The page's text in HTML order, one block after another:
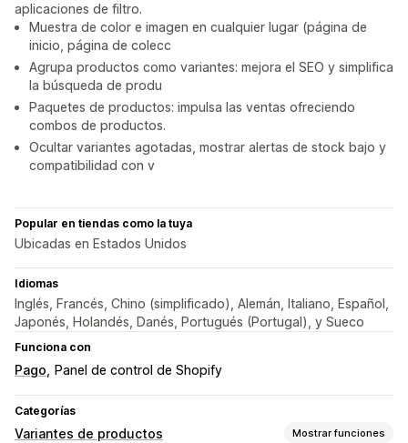
aplicaciones de filtro.
Muestra de color e imagen en cualquier lugar (página de
inicio, página de colecc
Agrupa productos como variantes: mejora el SEO y simplifica
la búsqueda de produ
Paquetes de productos: impulsa las ventas ofreciendo
combos de productos.
Ocultar variantes agotadas, mostrar alertas de stock bajo y
compatibilidad con v
Popular en tiendas como la tuya
Ubicadas en Estados Unidos
Idiomas
Inglés, Francés, Chino (simplificado), Alemán, Italiano, Español,
Japonés, Holandés, Danés, Portugués (Portugal), y Sueco
Funciona con
Pago Panel de control de Shopify
Categorías
Variantes de productos Mostrar funciones